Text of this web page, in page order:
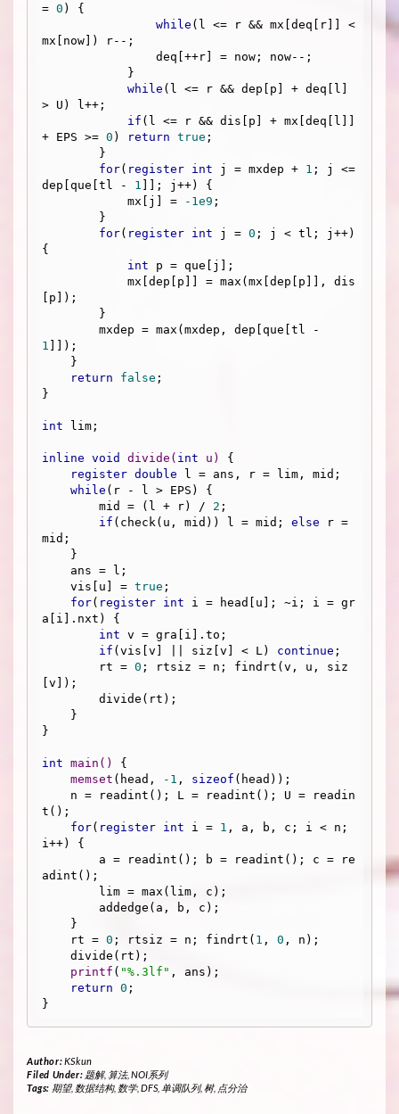
= 0 ) {
while (l <= r && mx[deq[r]] <
mx[now]) r--;
while (l <= r && dep[p] + deq[l]
> U) l++;
if (l <= r && dis[p] + mx[deq[l]]
+ EPS >= 0 ) return true ;
for( register int j = mxdep + 1 ; j <=
dep[que[tl - 1 ]]; j++) {
            mx[j] =
-1e9 ;
for( register int j = 0 ; j < tl; j++)
{
int p = que[j];
[p]);
1 ]]);
return
false ;
}
int lim;
inline void divide ( int u)
{
register double l = ans, r = lim, mid;
while (r - l > EPS) {
        mid = (l + r) /
2 ;
if (check(u, mid)) l = mid; else r =
mid;
    vis[u] =
true ;
for( register int i = head[u]; ~i; i = gr
a[i].nxt) {
int v = gra[i].to;
if (vis[v] || siz[v] < L) continue ;
        rt =
0 ; rtsiz = n; findrt(v, u, siz
[v]);
}
int main ()
{
memset (head, -1 , sizeof (head));
t();
for( register int i = 1 , a, b, c; i < n;
i++) {
adint();
    rt =
0 ; rtsiz = n; findrt( 1 , 0 , n);
printf ( "%.3lf" , ans);
return 0 ;
Author:KSkun
Filed Under: 题解, 算法, NOI系列
Tags: 期望, 数据结构, 数学, DFS, 单调队列,树, 点分治